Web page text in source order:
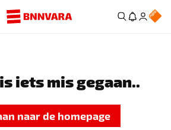
iets mis gegaan..
naar de homepage